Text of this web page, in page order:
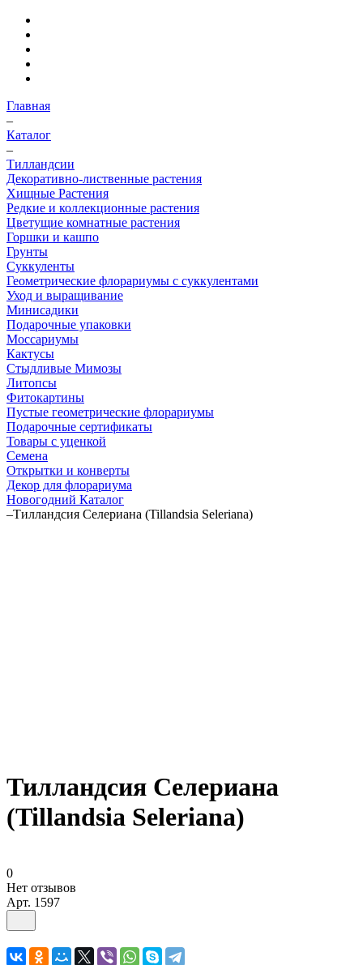
Главная
–
Каталог
–
Тилландсии
Декоративно-лиственные растения
Хищные Растения
Редкие и коллекционные растения
Цветущие комнатные растения
Горшки и кашпо
Грунты
Суккуленты
Геометрические флорариумы с суккулентами
Уход и выращивание
Минисадики
Подарочные упаковки
Моссариумы
Кактусы
Стыдливые Мимозы
Литопсы
Фитокартины
Пустые геометрические флорариумы
Подарочные сертификаты
Товары с уценкой
Семена
Открытки и конверты
Декор для флорариума
Новогодний Каталог
–Тилландсия Селериана (Tillandsia Seleriana)
Тилландсия Селериана
(Tillandsia Seleriana)
0
Нет отзывов
Арт. 1597